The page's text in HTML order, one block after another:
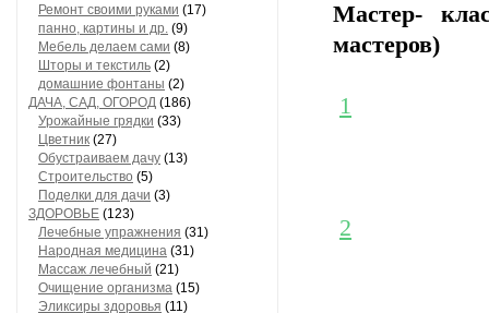
Ремонт своими руками (17)
панно, картины и др. (9)
Мебель делаем сами (8)
Шторы и текстиль (2)
домашние фонтаны (2)
ДАЧА, САД, ОГОРОД (186)
Урожайные грядки (33)
Цветник (27)
Обустраиваем дачу (13)
Строительство (5)
Поделки для дачи (3)
ЗДОРОВЬЕ (123)
Лечебные упражнения (31)
Народная медицина (31)
Массаж лечебный (21)
Очищение организма (15)
Эликсиры здоровья (11)
Мастер-
мастеров)
1
2